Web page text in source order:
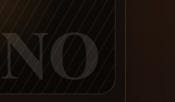
NO